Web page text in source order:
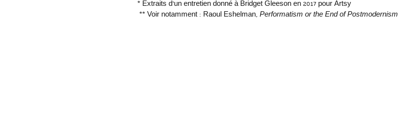
* Extraits d’un entretien donné à Bridget Gleeson en 2017 pour Artsy
** Voir notamment : Raoul Eshelman, Performatism or the End of Postmodernism